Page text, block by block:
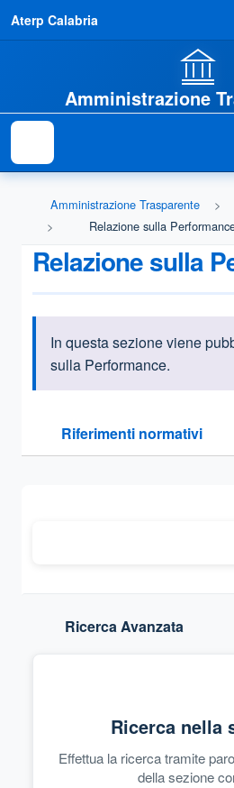
Aterp Calabria
Amministrazione
Amministrazione Trasparente
Relazione sulla
Relazione sulla
Informazioni
In questa sezione viene
sulla Performance.
Riferimenti normativi
Sezione compressa
Ricerca Avanzata
Ricerca nella
Effettua la ricerca tramite
della sezione